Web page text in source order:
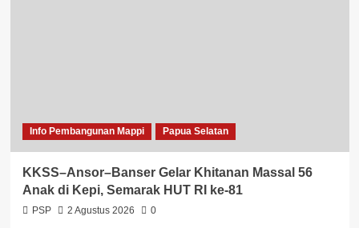
Info Pembangunan Mappi Papua Selatan
KKSS–Ansor–Banser Gelar Khitanan Massal 56
Anak di Kepi, Semarak HUT RI ke-81
PSP 2 Agustus 2026 0